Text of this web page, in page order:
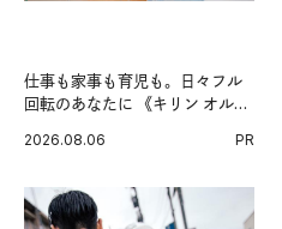
仕事も家事も育児も。日々フル
回転のあなたに 《キリン オルニ
2026.08.06 PR